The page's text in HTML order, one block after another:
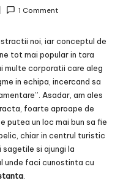
1 Comment
noi, iar conceptul de
tot mai popular in tara
multe corporatii care aleg
in echipa, incercand sa
Asadar, am ales
foarte aproape de
putea un loc mai bun sa fie
chiar in centrul turistic
sagetile si ajungi la
unde faci cunostinta cu